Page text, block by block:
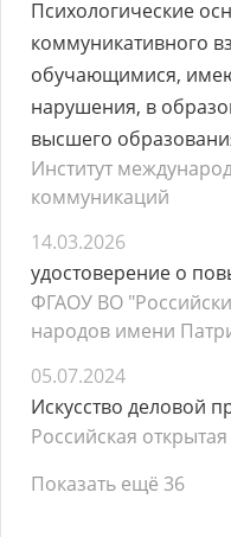
Психологические
коммуникативного
обучающимися,
нарушения, в
высшего
Институт
коммуникаций
14.03.2026
удостоверение о
ФГАОУ ВО
народов имени
05.07.2024
Искусство деловой
Российская
Показать ещё 36